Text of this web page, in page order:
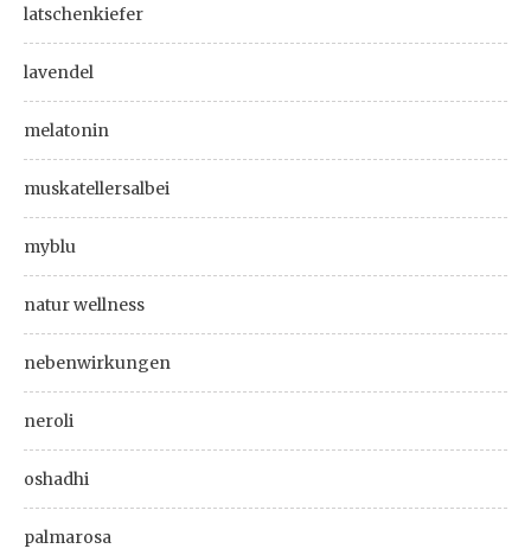
latschenkiefer
lavendel
melatonin
muskatellersalbei
myblu
natur wellness
nebenwirkungen
neroli
oshadhi
palmarosa